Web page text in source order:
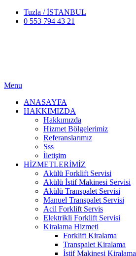
Tuzla / İSTANBUL
0 553 794 43 21
Menu
ANASAYFA
HAKKIMIZDA
Hakkımızda
Hizmet Bölgelerimiz
Referanslarımız
Sss
İletişim
HİZMETLERİMİZ
Akülü Forklift Servisi
Akülü İstif Makinesi Servisi
Akülü Transpalet Servisi
Manuel Transpalet Servisi
Acil Forklift Servis
Elektrikli Forklift Servisi
Kiralama Hizmeti
Forklift Kiralama
Transpalet Kiralama
İstif Makinesi Kiralama